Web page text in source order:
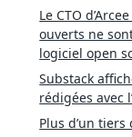
Le CTO
ouverts ne
logiciel open
Substack
rédigées avec
Plus d’un